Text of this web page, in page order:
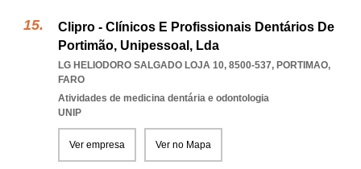
Clipro - Clínicos E Profissionais Dentários De
Portimão, Unipessoal, Lda
LG HELIODORO SALGADO LOJA 10, 8500-537, PORTIMAO,
FARO
Atividades de medicina dentária e odontologia
UNIP
Ver empresa Ver no Mapa